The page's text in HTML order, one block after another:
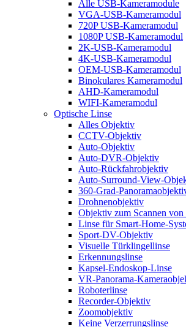
Alle USB-Kameramodule
VGA-USB-Kameramodul
720P USB-Kameramodul
1080P USB-Kameramodul
2K-USB-Kameramodul
4K-USB-Kameramodul
OEM-USB-Kameramodul
Binokulares Kameramodul
AHD-Kameramodul
WIFI-Kameramodul
Optische Linse
Alles Objektiv
CCTV-Objektiv
Auto-Objektiv
Auto-DVR-Objektiv
Auto-Rückfahrobjektiv
Auto-Surround-View-
360-Grad-
Drohnenobjektiv
Objektiv zum Scannen von
Linse für Smart-Home-
Sport-DV-Objektiv
Visuelle Türklingellinse
Erkennungslinse
Kapsel-Endoskop-Linse
VR-Panorama-
Roboterlinse
Recorder-Objektiv
Zoomobjektiv
Keine Verzerrungslinse